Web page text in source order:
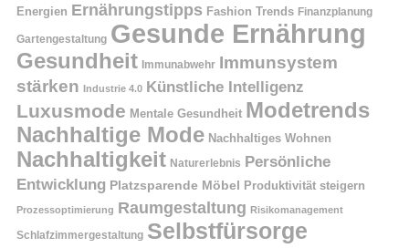
Energien Ernährungstipps Fashion Trends Finanzplanung
Gartengestaltung Gesunde Ernährung
Gesundheit Immunabwehr Immunsystem
stärken
Industrie 4.0 Künstliche Intelligenz
Luxusmode Mentale Gesundheit Modetrends
Nachhaltige Mode Nachhaltiges Wohnen
Nachhaltigkeit Naturerlebnis Persönliche
Entwicklung Platzsparende Möbel Produktivität steigern
Prozessoptimierung Raumgestaltung Risikomanagement
Schlafzimmergestaltung Selbstfürsorge